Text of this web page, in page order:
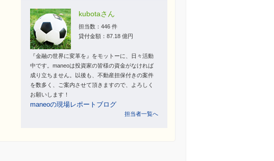
kubotaさん
担当数：446 件
貸付金額：87.18 億円
『金融の世界に変革を』をモットーに、日々活動
中です。maneoは投資家の皆様の資金がなければ
成り立ちません。以後も、不動産担保付きの案件
を数多く、ご案内させて頂きますので、よろしく
お願いします！
maneoの現場レポートブログ
担当者一覧へ